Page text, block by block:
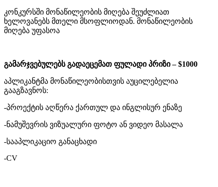
კონკურსში მონაწილეობის მიღება შეუძლიათ
ხელოვანებს მთელი მსოფლიოდან. მონაწილეობის
მიღება უფასოა
გამარჯვებულებს გადაეცემათ ფულადი პრიზი – $1000
აპლიკანტმა მონაწილეობისთვის აუცილებელია
გააგზავნოს:
-პროექტის აღწერა ქართულ და ინგლისურ ენაზე
-ნამუშევრის ვიზუალური ფოტო ან ვიდეო მასალა
-სააპლიკაციო განაცხადი
-CV